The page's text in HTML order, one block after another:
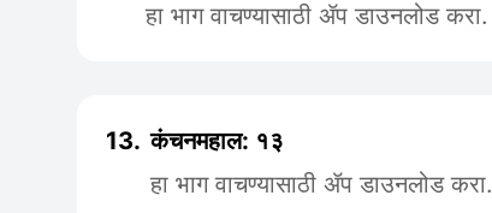
हा भाग वाचण्यासाठी ॲप डाउनलोड करा.
13. कंचनमहाल: १३
हा भाग वाचण्यासाठी ॲप डाउनलोड करा.